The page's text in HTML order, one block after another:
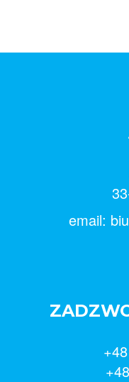
email: